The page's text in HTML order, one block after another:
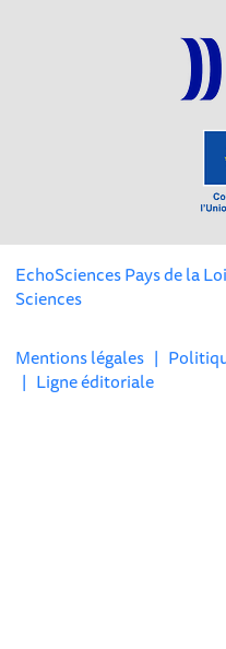
EchoSciences Pays de la
Sciences
Mentions légales |
| Ligne éditoriale